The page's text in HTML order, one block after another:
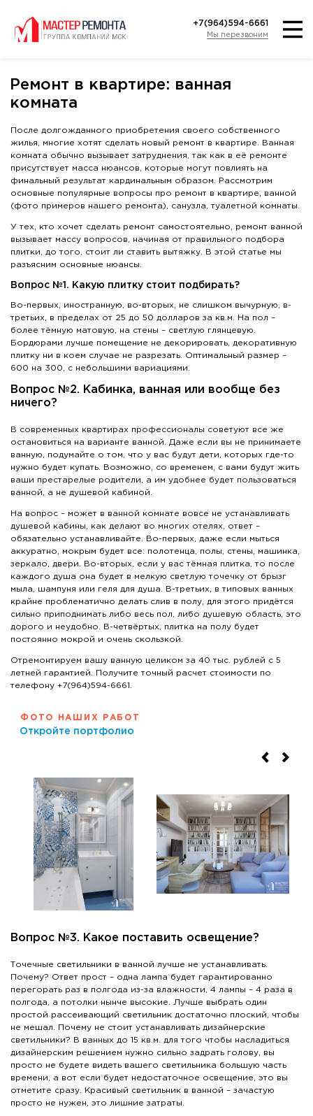
+7(964)594-6661
Мы перезвоним
Ремонт в квартире: ванная
комната
После долгожданного приобретения своего собственного
жилья, многие хотят сделать новый ремонт в квартире. Ванная
комната обычно вызывает затруднения, так как в её ремонте
присутствует масса нюансов, которые могут повлиять на
финальный результат кардинальным образом. Рассмотрим
основные популярные вопросы про ремонт в квартире, ванной
(фото примеров нашего ремонта), санузла, туалетной комнаты.
У тех, кто хочет сделать ремонт самостоятельно, ремонт ванной
вызывает массу вопросов, начиная от правильного подбора
плитки, до того, стоит ли ставить вытяжку. В этой статье мы
разъясним основные нюансы.
Вопрос №1. Какую плитку стоит подбирать?
Во-первых, иностранную, во-вторых, не слишком вычурную, в-
третьих, в пределах от 25 до 50 долларов за кв.м. На пол –
более тёмную матовую, на стены – светлую глянцевую.
Бордюрами лучше помещение не декорировать, декоративную
плитку ни в коем случае не разрезать. Оптимальный размер –
600 на 300, с небольшими вариациями.
Вопрос №2. Кабинка, ванная или вообще без
ничего?
В современных квартирах профессионалы советуют все же
остановиться на варианте ванной. Даже если вы не принимаете
ванную, подумайте о том, что у вас будут дети, которых где-то
нужно будет купать. Возможно, со временем, с вами будут жить
ваши престарелые родители, а им удобнее будет пользоваться
ванной, а не душевой кабиной.
На вопрос – может в ванной комнате вовсе не устанавливать
душевой кабины, как делают во многих отелях, ответ –
обязательно устанавливайте. Во-первых, даже если мыться
аккуратно, мокрым будет все: полотенца, полы, стены, машинка,
зеркало, двери. Во-вторых, если у вас тёмная плитка, то после
каждого душа она будет в мелкую светлую точечку от брызг
мыла, шампуня или геля для душа. В-третьих, в типовых ванных
крайне проблематично делать слив в полу, для этого придётся
сильно приподнимать либо весь пол, либо душевую область, это
дорого и неудобно. В-четвёртых, плитка на полу будет
постоянно мокрой и очень скользкой.
Отремонтируем вашу ванную целиком за 40 тыс. рублей с 5
летней гарантией. Получите точный расчет стоимости по
телефону +7(964)594-6661.
ФОТО НАШИХ РАБОТ
Откройте портфолио
Вопрос №3. Какое поставить освещение?
Точечные светильники в ванной лучше не устанавливать.
Почему? Ответ прост – одна лампа будет гарантированно
перегорать раз в полгода из-за влажности, 4 лампы – 4 раза в
полгода, а потолки нынче высокие. Лучше выбрать один
простой рассеивающий светильник достаточно плоский, чтобы
не мешал. Почему не стоит устанавливать дизайнерские
светильники? В ванных до 15 кв.м. для того чтобы насладиться
дизайнерским решением нужно сильно задрать голову, вы
просто не будете видеть вашего светильника большую часть
времени, а вот если будет недостаточное освещение, это вы
отметите сразу. Красивый светильник в ванной – зачастую
просто не нужен, это лишние затраты.